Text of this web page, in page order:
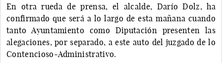
En otra rueda de prensa, el alcalde, Darío Dolz, ha
confirmado que será a lo largo de esta mañana cuando
tanto Ayuntamiento como Diputación presenten las
alegaciones, por separado, a este auto del juzgado de lo
Contencioso-Administrativo.